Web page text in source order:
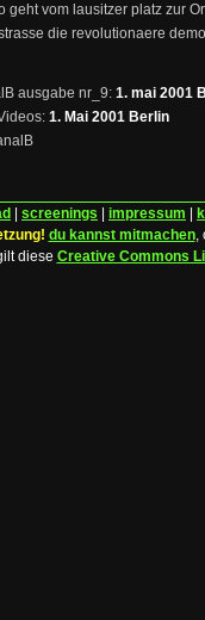
geht vom lausitzer platz zur
die revolutionaere
ausgabe nr_9: 1. mai 2001
1. Mai 2001 Berlin
screenings impressum
du kannst mitmachen,
diese Creative Commons